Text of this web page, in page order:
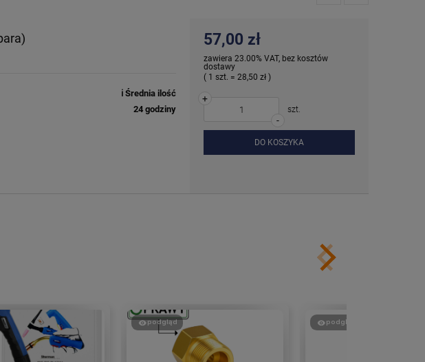
ℹ️ Średnia ilość
24 godziny
57,00 zł
zawiera 23.00% VAT, bez kosztów
dostawy
( 1 szt. = 28,50 zł )
-
+
szt.
DO KOSZYKA
podgląd podgląd